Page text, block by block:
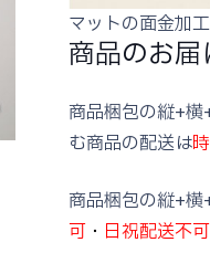
マットの面金加工
商品のお
商品梱包の縦+
む商品の配送は
商品梱包の縦+横
可 ・ 日祝配送不可